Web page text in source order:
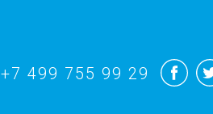
+7 499 755 99 29